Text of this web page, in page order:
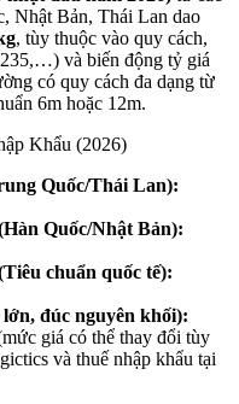
Nhật Bản, Thái Lan dao
, tùy thuộc vào quy cách,
và biến động tỷ giá
có quy cách đa dạng từ
6m hoặc 12m.
Khẩu (2026)
Quốc/Thái Lan):
Quốc/Nhật Bản):
chuẩn quốc tế):
đúc nguyên khối):
giá có thể thay đổi tùy
và thuế nhập khẩu tại